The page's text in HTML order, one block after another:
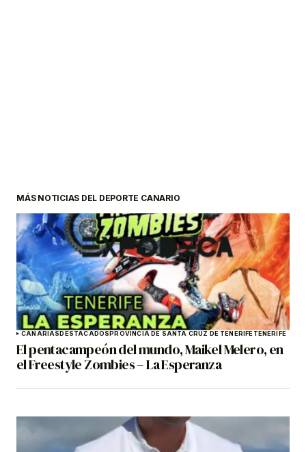
MÁS NOTICIAS DEL DEPORTE CANARIO
CANARIASDESTACADOSPROVINCIA DE SANTA CRUZ DE TENERIFETENERIFE
El pentacampeón del mundo, Maikel Melero, en
el Freestyle Zombies – La Esperanza